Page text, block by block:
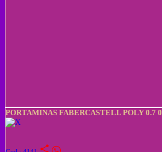
PORTAMINAS FABERCASTELL POLY 0.7 0
share